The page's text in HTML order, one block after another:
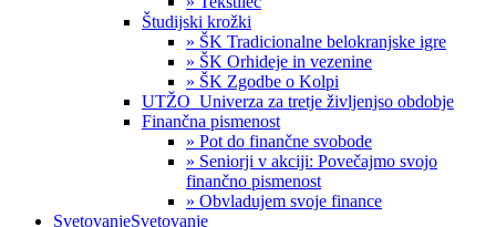
Študijski krožki
» ŠK Tradicionalne belokranjske igre
» ŠK Orhideje in vezenine
» ŠK Zgodbe o Kolpi
UTŽO_Univerza za tretje življenjso obdobje
Finančna pismenost
» Pot do finančne svobode
» Seniorji v akciji: Povečajmo svojo
finančno pismenost
» Obvladujem svoje finance
SvetovanjeSvetovanje